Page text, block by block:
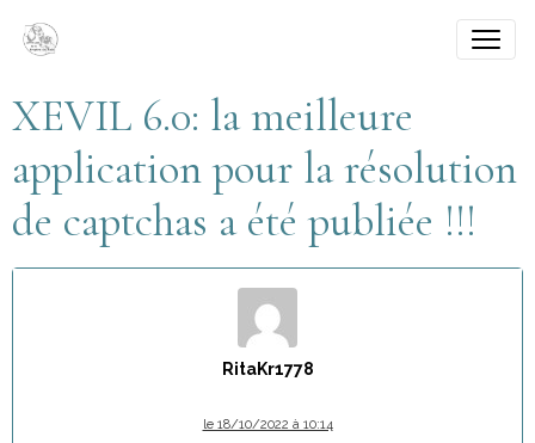
XEVIL 6.0: la meilleure
application pour la résolution
de captchas a été publiée !!!
RitaKr1778
le 18/10/2022 à 10:14